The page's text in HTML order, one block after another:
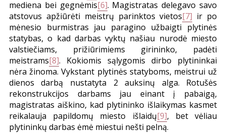
mediena bei gegnėmis[6]. Magistratas delegavo savo
atstovus apžiūrėti meistrų parinktos vietos[7] ir po
mėnesio burmistras jau paragino užbaigti plytinės
statybas, o kad darbas vyktų našiau nurodė miesto
valstiečiams, prižiūrimiems girininko, padėti
meistrams[8]. Kokiomis sąlygomis dirbo plytininkai
nėra žinoma. Vykstant plytinės statyboms, meistrui už
dienos darbą nustatyta 2 auksinų alga. Rotušės
rekonstrukcijos darbams jau einant į pabaigą,
magistratas aiškino, kad plytininko išlaikymas kasmet
reikalauja papildomų miesto išlaidų[9], bet vėliau
plytininkų darbas ėmė miestui nešti pelną.